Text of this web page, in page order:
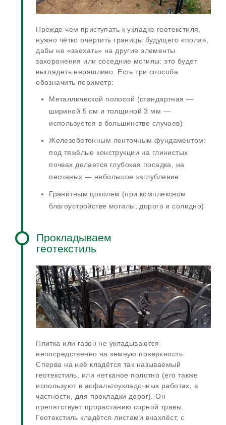
Прежде чем приступать к укладке геотекстиля,
нужно чётко очертить границы будущего «пола»,
дабы не «заехать» на другие элементы
захоронения или соседние могилы: это будет
выглядеть неряшливо. Есть три способа
обозначить периметр:
Металлической полосой (стандартная —
шириной 5 см и толщиной 3 мм —
используется в большинстве случаев)
Железобетонным ленточным фундаментом:
под тяжёлые конструкции на глинистых
почвах делается глубокая посадка, на
песчаных — небольшое заглубление
Гранитным цоколем (при комплексном
благоустройстве могилы; дорого и солидно)
Прокладываем
геотекстиль
Плитка или газон не укладываются
непосредственно на земную поверхность.
Сперва на неё кладётся так называемый
геотекстиль, или нетканое полотно (его также
используют в асфальтоукладочных работах, в
частности, для прокладки дорог). Он
препятствует прорастанию сорной травы.
Геотекстиль кладётся листами внахлёст, с